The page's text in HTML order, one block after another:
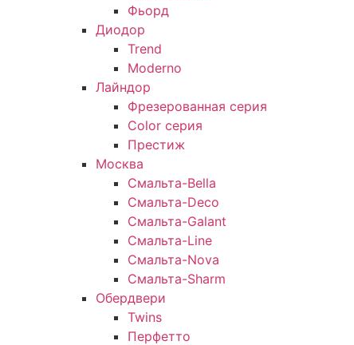
Фьорд
Диодор
Trend
Moderno
Лайндор
Фрезерованная серия
Color серия
Престиж
Москва
Смальта-Bella
Смальта-Deco
Смальта-Galant
Смальта-Line
Смальта-Nova
Смальта-Sharm
Обердвери
Twins
Перфетто